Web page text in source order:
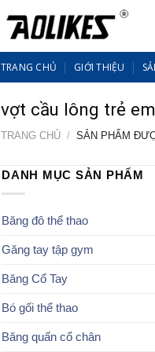
TRANG CHỦ GIỚI THIỆU
vợt cầu lông trẻ em
TRANG CHỦ / SẢN PHẨM
DANH MỤC SẢN PHẨM
Băng đô thể thao
Găng tay tập gym
Băng Cổ Tay
Bó gối thể thao
Băng quấn cổ chân